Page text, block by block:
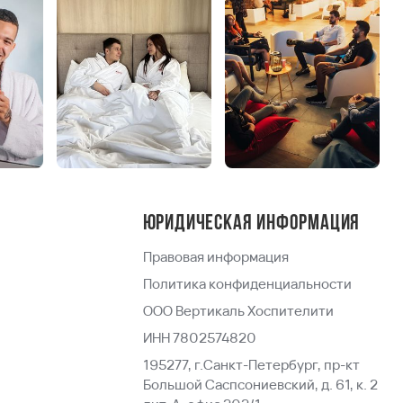
Юридическая информация
Правовая информация
Политика конфиденциальности
ООО Вертикаль Хоспителити
ИНН 7802574820
195277, г.Санкт-Петербург, пр-кт
Большой Саспсониевский, д. 61, к. 2